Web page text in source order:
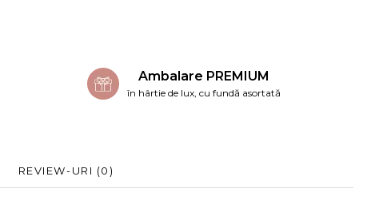
Ambalare PREMIUM
în hârtie de lux, cu fundă asortată
REVIEW-URI (0)